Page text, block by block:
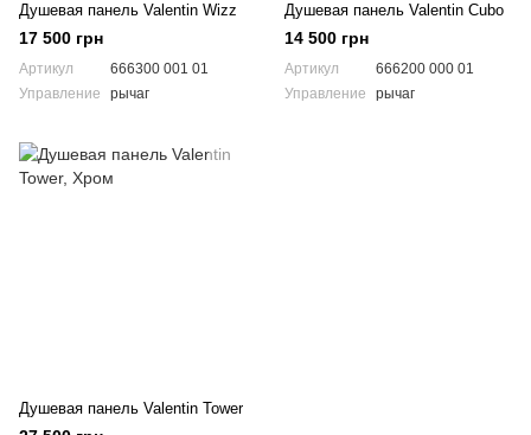
Душевая панель Valentin Wizz
17 500 грн
Артикул
666300 001 01
Управление
рычаг
Душевая панель Valentin Cubo
14 500 грн
Артикул
666200 000 01
Управление
рычаг
Душевая панель Valentin Tower